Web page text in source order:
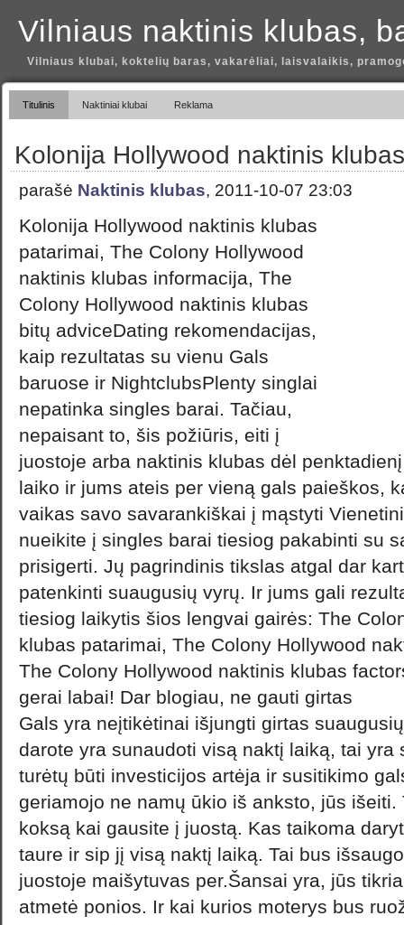
Vilniaus naktinis klubas,
Vilniaus klubai, koktelių baras, vakarėliai, laisvalaikis,
Titulinis Naktiniai klubai Reklama
Kolonija Hollywood naktinis
parašė Naktinis klubas, 2011-10-07 23:03
Kolonija Hollywood naktinis klubas
patarimai, The Colony Hollywood
naktinis klubas informacija, The
Colony Hollywood naktinis klubas
bitų adviceDating rekomendacijas,
kaip rezultatas su vienu Gals
baruose ir NightclubsPlenty singlai
nepatinka singles barai. Tačiau,
nepaisant to, šis požiūris, eiti į
juostoje arba naktinis klubas dėl
laiko ir jums ateis per vieną gals paieškos,
vaikas savo savarankiškai į mąstyti
nueikite į singles barai tiesiog pakabinti su
prisigerti. Jų pagrindinis tikslas atgal dar
patenkinti suaugusių vyrų. Ir jums gali
tiesiog laikytis šios lengvai gairės: The
klubas patarimai, The Colony Hollywood
The Colony Hollywood naktinis klubas
gerai labai! Dar blogiau, ne gauti girtas
Gals yra neįtikėtinai išjungti girtas
darote yra sunaudoti visą naktį laiką, tai yra
turėtų būti investicijos artėja ir susitikimo
geriamojo ne namų ūkio iš anksto, jūs išeiti.
koksą kai gausite į juostą. Kas taikoma
taure ir sip jį visą naktį laiką. Tai bus
juostoje maišytuvas per.Šansai yra, jūs
atmetė ponios. Ir kai kurios moterys bus